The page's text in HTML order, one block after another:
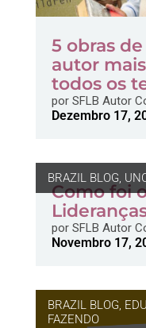
5 obras
autor
todos os
porSFLB Autor
Dezembro 17,
BRAZIL BLOG,
Como foi
porSFLB Autor
Novembro 17,
BRAZIL BLOG,
FAZENDO